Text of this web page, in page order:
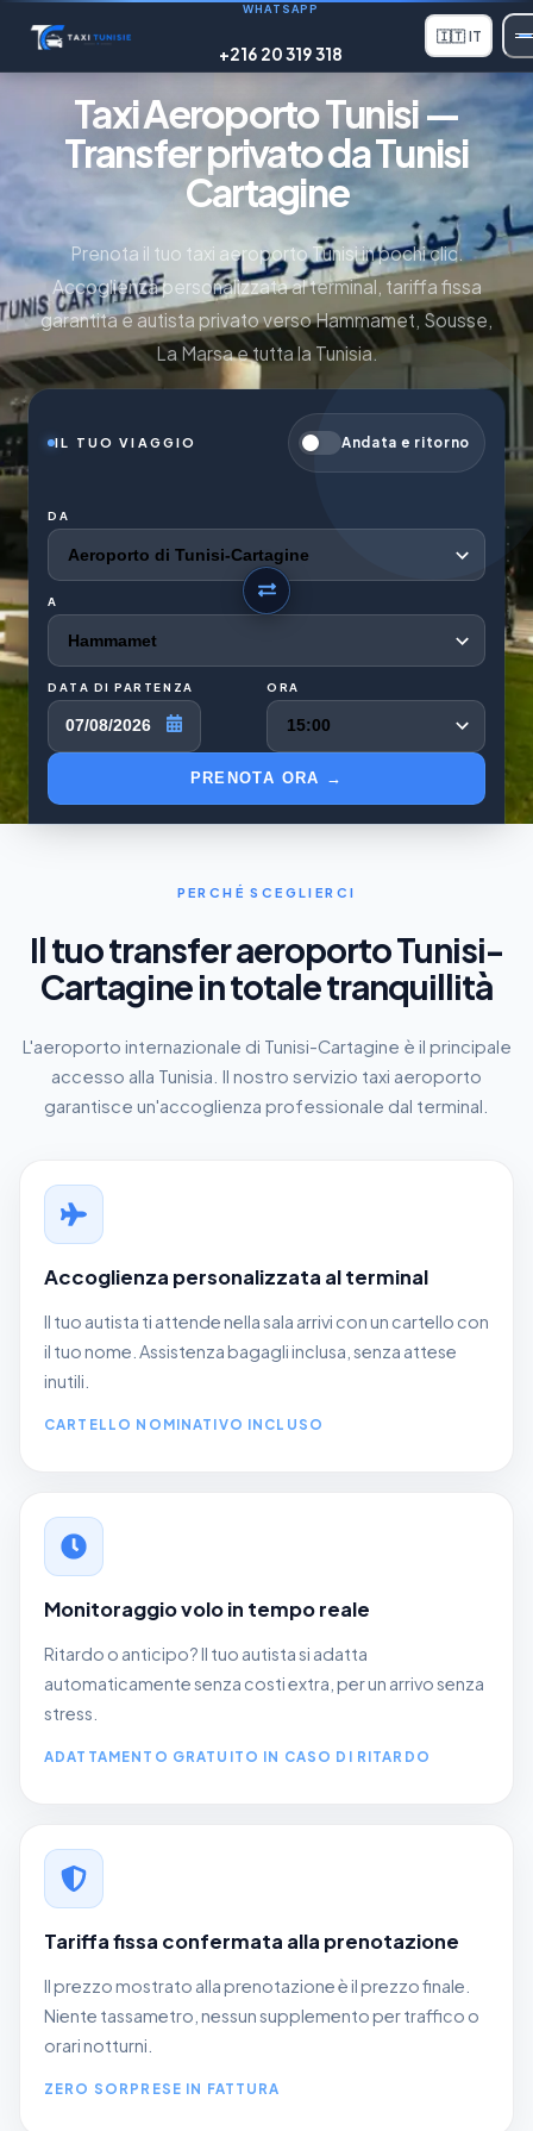
WHATSAPP
+216 20 319 318
🇮🇹 IT
Taxi Aeroporto Tunisi —
Transfer privato da Tunisi
Cartagine
Prenota il tuo taxi aeroporto Tunisi in pochi clic.
Accoglienza personalizzata al terminal, tariffa fissa
garantita e autista privato verso Hammamet, Sousse,
La Marsa e tutta la Tunisia.
IL TUO VIAGGIO Andata e ritorno
DA
A
DATA DI PARTENZA
07/08/2026
ORA
PRENOTA ORA →
PERCHÉ SCEGLIERCI
Il tuo transfer aeroporto Tunisi-
Cartagine in totale tranquillità
L'aeroporto internazionale di Tunisi-Cartagine è il principale
accesso alla Tunisia. Il nostro servizio taxi aeroporto
garantisce un'accoglienza professionale dal terminal.
Accoglienza personalizzata al terminal
Il tuo autista ti attende nella sala arrivi con un cartello con
il tuo nome. Assistenza bagagli inclusa, senza attese
inutili.
CARTELLO NOMINATIVO INCLUSO
Monitoraggio volo in tempo reale
Ritardo o anticipo? Il tuo autista si adatta
automaticamente senza costi extra, per un arrivo senza
stress.
ADATTAMENTO GRATUITO IN CASO DI RITARDO
Tariffa fissa confermata alla prenotazione
Il prezzo mostrato alla prenotazione è il prezzo finale.
Niente tassametro, nessun supplemento per traffico o
orari notturni.
ZERO SORPRESE IN FATTURA